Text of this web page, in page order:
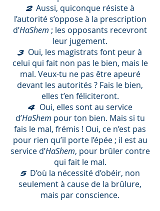
2 Aussi, quiconque résiste à
l’autorité s’oppose à la prescription
d’HaShem ; les opposants recevront
leur jugement.
3 Oui, les magistrats font peur à
celui qui fait non pas le bien, mais le
mal. Veux-tu ne pas être apeuré
devant les autorités ? Fais le bien,
elles t’en féliciteront.
4 Oui, elles sont au service
d’HaShem pour ton bien. Mais si tu
fais le mal, frémis ! Oui, ce n’est pas
pour rien qu’il porte l’épée ; il est au
service d’HaShem, pour brûler contre
qui fait le mal.
5 D’où la nécessité d’obéir, non
seulement à cause de la brûlure,
mais par conscience.